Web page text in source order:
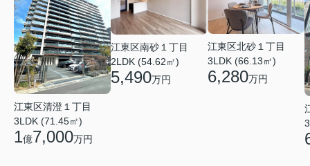
江東区清澄１丁目
3LDK (71.45㎡)
1億7,000万円
江東区南砂１丁目
2LDK (54.62㎡)
5,490万円
江東区北砂１丁目
3LDK (66.13㎡)
6,280万円